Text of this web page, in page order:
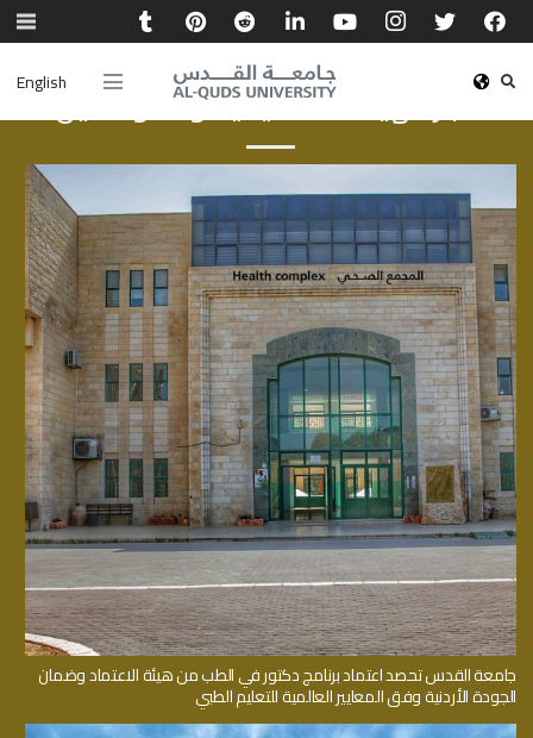
Englishأخبار الهيئة الأكاديمية والموظفين
جامعة القدس تحصد اعتماد برنامج دكتور في الطب من هيئة الاعتماد وضمان
الجودة الأردنية وفق المعايير العالمية للتعليم الطبي